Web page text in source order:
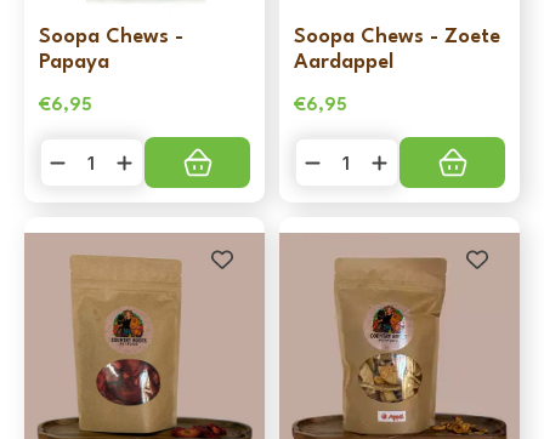
Soopa Chews -
Papaya
€6,95
Chews
Soopa Chews - Zoete
Aardappel
€6,95
Chews